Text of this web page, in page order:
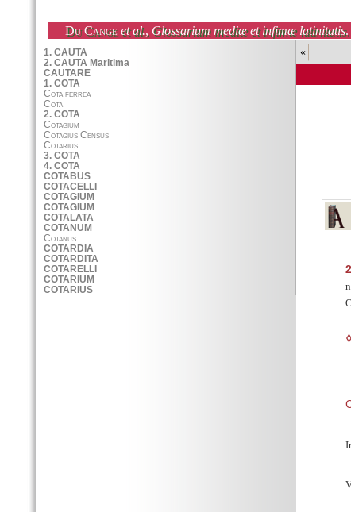
Du Cange et al., Glossarium mediæ et infimæ latinitatis.
«
◊